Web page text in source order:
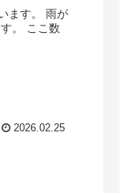
ます。 雨が
。 ここ数
2026.02.25